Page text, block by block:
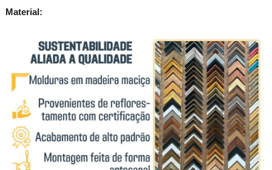
Material: